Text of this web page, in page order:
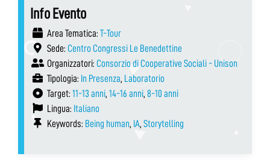
Info Evento
Area Tematica: T-Tour
Sede: Centro Congressi Le Benedettine
Organizzatori: Consorzio di Cooperative Sociali - Unison
Tipologia: In Presenza, Laboratorio
Target: 11-13 anni, 14-16 anni, 8-10 anni
Lingua: Italiano
Keywords: Being human, IA, Storytelling